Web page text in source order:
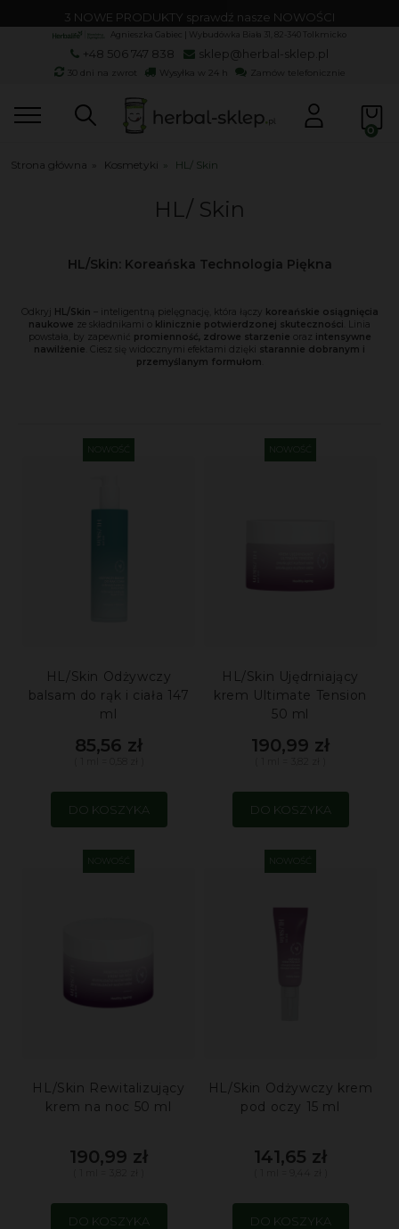
3 NOWE PRODUKTY sprawdź nasze NOWOŚCI
Agnieszka Gabiec | Wybudówka Biała 31, 82-340 Tolkmicko
+48 506 747 838 sklep@herbal-sklep.pl
30 dni na zwrot Wysyłka w 24 h Zamów telefonicznie
Strona główna Kosmetyki HL/ Skin
HL/ Skin
HL/Skin: Koreańska Technologia Piękna
Odkryj HL/Skin – inteligentną pielęgnację, która łączy
koreańskie osiągnięcia
naukowe ze składnikami o klinicznie potwierdzonej skuteczności . Linia
powstała, by zapewnić
promienność, zdrowe starzenie oraz intensywne
nawilżenie . Ciesz się widocznymi efektami dzięki starannie dobranym i
przemyślanym formułom
HL/Skin Odżywczy
balsam do rąk i ciała 147
ml
85,56 zł
DO KOSZYKA
NOWOŚĆ
HL/Skin Ujędrniający
krem Ultimate Tension
50 ml
190,99 zł
DO KOSZYKA
NOWOŚĆ
HL/Skin Rewitalizujący
krem na noc 50 ml
190,99 zł
DO KOSZYKA
NOWOŚĆ
HL/Skin Odżywczy krem
pod oczy 15 ml
141,65 zł
DO KOSZYKA
NOWOŚĆ